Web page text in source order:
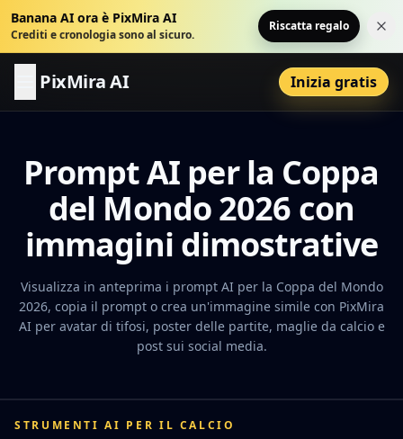
Banana AI ora è PixMira AI
Crediti e cronologia sono al sicuro.
Riscatta regalo
PixMira AI Inizia gratis
Prompt AI per la Coppa
del Mondo 2026 con
immagini dimostrative
Visualizza in anteprima i prompt AI per la Coppa del Mondo
2026, copia il prompt o crea un'immagine simile con PixMira
AI per avatar di tifosi, poster delle partite, maglie da calcio e
post sui social media.
STRUMENTI AI PER IL CALCIO